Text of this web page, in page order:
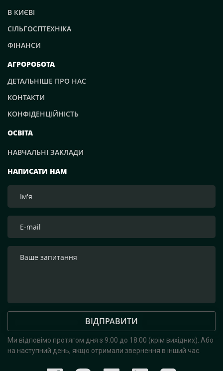
НАПИСАТИ НАМ
ВІДПРАВИТИ
Ми відповімо протягом дня з 9:00 до 18:00 (крім вихідних). Або
на наступний день, якщо отримали звернення в інший час.
В КИЄВІ
СІЛЬГОСПТЕХНІКА
ФІНАНСИ
АГРОРОБОТА
ДЕТАЛЬНІШЕ ПРО НАС
КОНТАКТИ
КОНФІДЕНЦІЙНІСТЬ
ОСВІТА
НАВЧАЛЬНІ ЗАКЛАДИ